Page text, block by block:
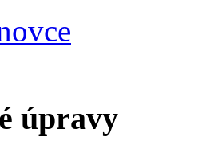
úpravy